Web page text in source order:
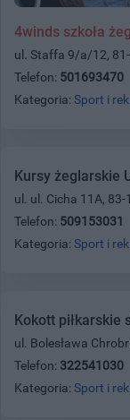
4winds szkoła
ul. Staffa 9/a/12,
Telefon: 501693470
Kategoria: Sport i
Kursy żeglarskie
ul. ul. Cicha 11A, 83-
Telefon: 509153031
Kategoria: Sport i
Kokott piłkarskie
ul. Bolesława
Telefon: 322541030
Kategoria: Sport i